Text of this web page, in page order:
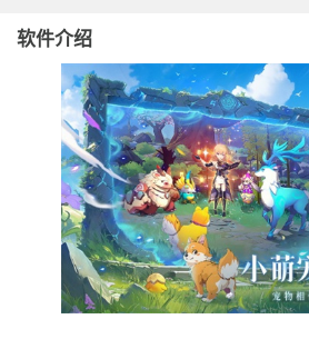
软件介绍